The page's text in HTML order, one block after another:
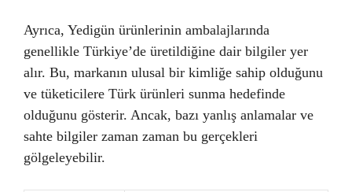
Ayrıca, Yedigün ürünlerinin ambalajlarında
genellikle Türkiye’de üretildiğine dair bilgiler yer
alır. Bu, markanın ulusal bir kimliğe sahip olduğunu
ve tüketicilere Türk ürünleri sunma hedefinde
olduğunu gösterir. Ancak, bazı yanlış anlamalar ve
sahte bilgiler zaman zaman bu gerçekleri
gölgeleyebilir.